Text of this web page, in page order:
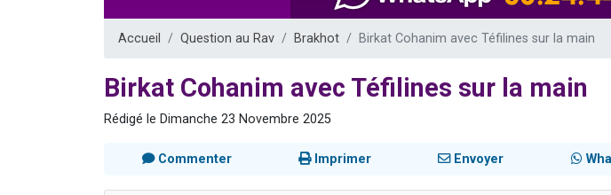
Accueil Question au Rav Brakhot Birkat Cohanim avec Téfilines sur la main
Birkat Cohanim avec Téfilines sur la main
Rédigé le Dimanche 23 Novembre 2025
Commenter Imprimer Envoyer